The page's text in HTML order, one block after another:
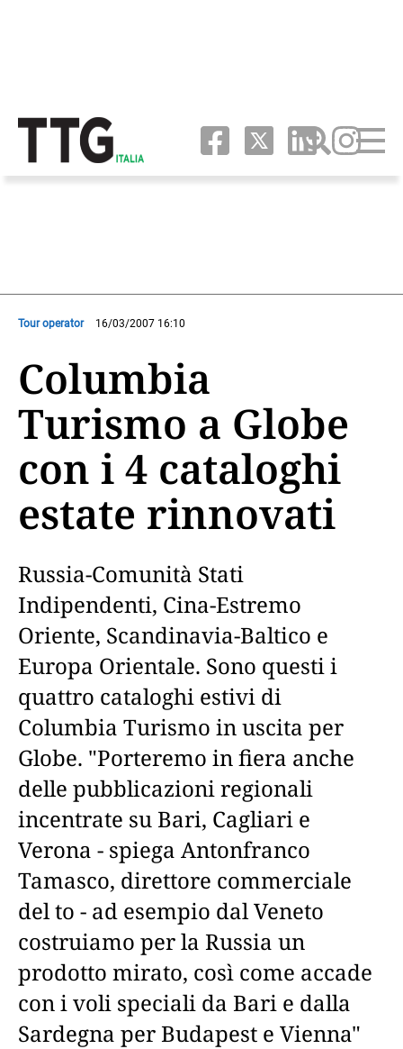
Tour operator 16/03/2007 16:10
Columbia
Turismo a Globe
con i 4 cataloghi
estate rinnovati
Russia-Comunità Stati
Indipendenti, Cina-Estremo
Oriente, Scandinavia-Baltico e
Europa Orientale. Sono questi i
quattro cataloghi estivi di
Columbia Turismo in uscita per
Globe. "Porteremo in fiera anche
delle pubblicazioni regionali
incentrate su Bari, Cagliari e
Verona - spiega Antonfranco
Tamasco, direttore commerciale
del to - ad esempio dal Veneto
costruiamo per la Russia un
prodotto mirato, così come accade
con i voli speciali da Bari e dalla
Sardegna per Budapest e Vienna"